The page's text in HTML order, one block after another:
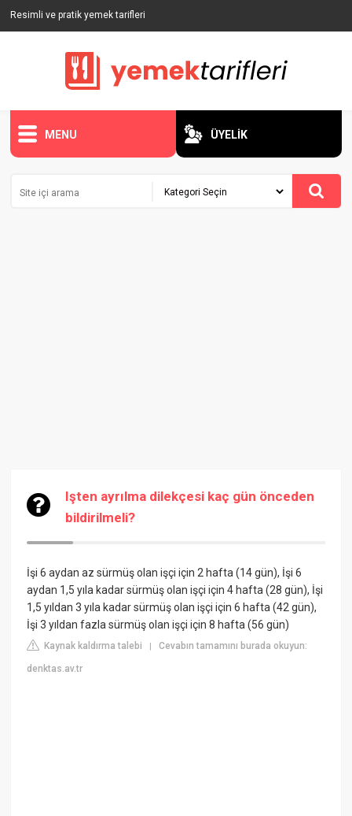
Resimli ve pratik yemek tarifleri
MENU ÜYELİK
Işten ayrılma dilekçesi kaç gün önceden
bildirilmeli?
İşi 6 aydan az sürmüş olan işçi için 2 hafta (14 gün), İşi 6
aydan 1,5 yıla kadar sürmüş olan işçi için 4 hafta (28 gün), İşi
1,5 yıldan 3 yıla kadar sürmüş olan işçi için 6 hafta (42 gün),
İşi 3 yıldan fazla sürmüş olan işçi için 8 hafta (56 gün)
Kaynak kaldırma talebi |Cevabın tamamını burada okuyun:
denktas.av.tr